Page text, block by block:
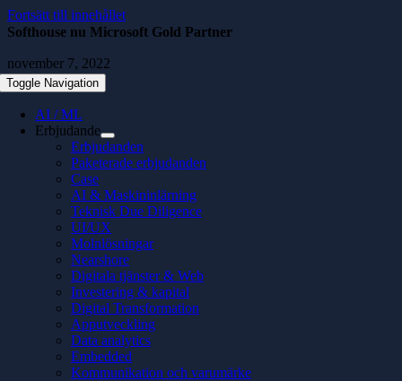
Fortsätt till innehållet
Toggle Navigation
AI / ML
Erbjudande
Erbjudanden
Paketerade erbjudanden
Case
AI & Maskininlärning
Teknisk Due Diligence
UI/UX
Molnlösningar
Nearshore
Digitala tjänster & Web
Investering & kapital
Digital Transformation
Apputveckling
Data analytics
Embedded
Kommunikation och varumärke
Softhouse nu Microsoft Gold Partner
november 7, 2022